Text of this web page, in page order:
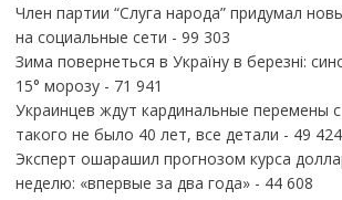
Член партии “Слуга народа” придумал
на социальные сети - 99 303
Зима повернеться в Україну в березні:
15° морозу- 71 941
Украинцев ждут кардинальные перемены
такого не было 40 лет, все детали - 49 424
Эксперт ошарашил прогнозом курса
неделю: «впервые за два года»- 44 608